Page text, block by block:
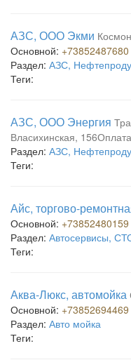
АЗС, ООО Экми
Основной: +73852487680
Раздел: АЗС,
Теги:
АЗС, ООО Энергия
Власихинская,
Раздел: АЗС,
Теги:
Айс, торгово-
Основной: +73852480159
Раздел: Автосервисы,
Теги:
Аква-Люкс, автомойка
Основной: +73852694469
Раздел: Авто мойка
Теги: